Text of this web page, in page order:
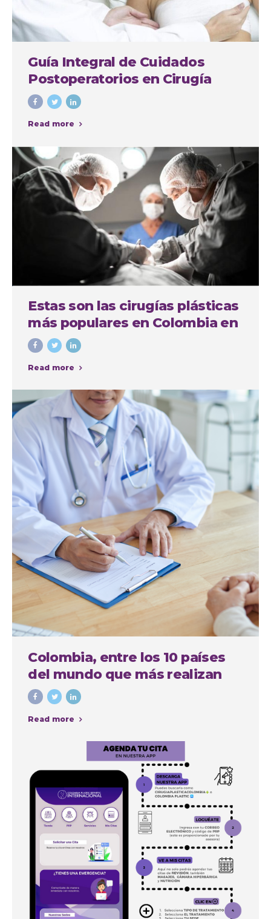
Guía Integral de Cuidados
Postoperatorios en Cirugía
Plástica
Read more
Estas son las cirugías plásticas
más populares en Colombia en
el último año
Read more
Colombia, entre los 10 países
del mundo que más realizan
cirugías plásticas estéticas
Read more